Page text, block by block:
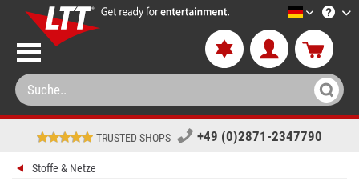
LTT-
TRUSTED SHOPS +49 (0)2871-2347790
Stoffe & Netze